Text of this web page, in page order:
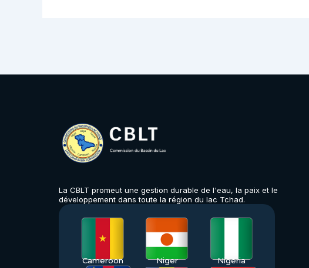
La CBLT promeut une gestion durable de l'eau, la paix et le
développement dans toute la région du lac Tchad.
Cameroon Niger Nigeria